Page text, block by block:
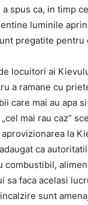
spus ca, in timp
luminile
pregatite
locuitori ai
a ramane cu
care mai au apa
mai rau caz”
la
ca
combustibil,
sa faca acelasi
sunt